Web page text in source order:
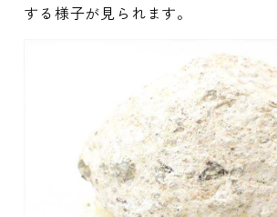
する様子が見られます。